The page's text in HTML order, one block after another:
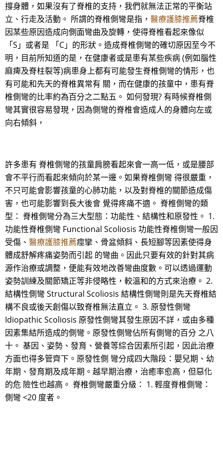
撐身體，如果沒有了脊椎的支持，我們就無法正常的平衡站
立、行走及活動。 所謂的脊椎側彎是指， 醫療護膝推薦脊椎
因某些原因造成向側面彎曲及旋轉，使得脊椎看起來像似
「S」或者是 「C」的形狀。造成脊椎側彎的確切原因至今不
明，目前所知道的是，在健康者或是患有某些疾病 (例如腦性
麻痺及脊柱裂等)病患身上都有可能發生脊椎側彎的情形，也
有可能和先天的脊椎異常有 關，而在健康的孩童中，患有脊
椎側彎的比率約為百分之二點五。 如何發現? 有時候脊椎側
彎其實很容易發現，因為側彎的脊椎會造成人的身體向左或
向右傾斜，
許多患有 脊椎側彎的孩童肩膀看起來會一高一低，或是腰部
會不平行而看起來傾向於某一邊。如果脊椎側彎 得很嚴重，
不只可能會影響孩童的心肺功能，以及對脊椎的關節造成傷
害，也可能影響到長大後會 覺得疼痛不適。 脊椎側彎的類
型： 脊椎側彎分為三大型態：功能性、結構性和原發性。 1.
功能性脊椎側彎 Functional Scoliosis 功能性脊椎側彎一般因
受傷、 醫療護膝推薦痙攣、骨盆傾斜、長短腳等因素使得身
體成舒解疼痛姿勢而引起 的彎曲。因此只要有效的針對其病
源作治療或調整，便能有效地改善彎曲度數。可以透過運動
姿勢訓練及關節矯正等非侵略性，較溫和的方式來治療。 2.
結構性側彎 Structural Scoliosis 結構性側彎則是先天脊椎結
構不良或後天創傷以致脊椎無法直立。 3. 原發性側彎
Idiopathic Scoliosis 原發性側彎其發生原因不詳，或由多種
因素集結所造成的側彎。原發性側彎佔所有側彎的百分 之八
十。 基因、姿勢、發育、營養等綜合因素所引起，因此治療
方面也得多管齊下。原發性側 彎分成四大階段：嬰兒期、幼
年期、發育期及成年期。越早期治療，治癒率愈高，但惡化
的危 險性也越高。 脊椎側彎嚴重分級： 1. 輕度脊椎側彎：
側彎 <20 度者。